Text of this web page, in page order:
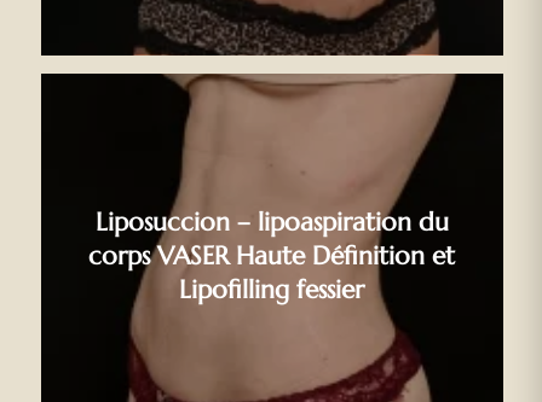
Liposuccion – lipoaspiration du
corps VASER Haute Définition et
Lipofilling fessier